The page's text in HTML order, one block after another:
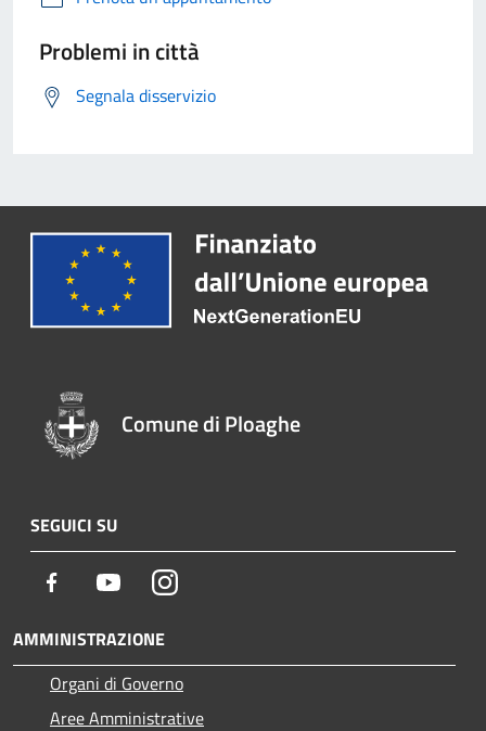
Problemi in città
Segnala disservizio
Comune di Ploaghe
SEGUICI SU
Facebook YoutubeInstagram
AMMINISTRAZIONE
Organi di Governo
Aree Amministrative